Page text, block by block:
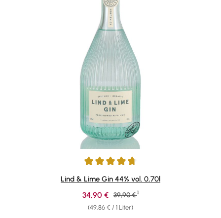
Durchschnittliche Bewertung von 4.87 von 5 Sternen
Lind & Lime Gin 44% vol. 0,70l
(49,86 € / 1 Liter)
Verkaufspreis:
34,90 € Regulärer Preis:
39,90 € 1